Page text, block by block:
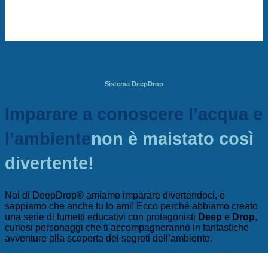
Sistema DeepDrop
Imparare a conoscere l’acqua e
l’ambientenon è maistato così
divertente!
Noi di DeepDrop® amiamo imparare divertendoci, e
sappiamo che anche tu lo ami! Ecco perché abbiamo creato
una serie di fumetti educativi con protagonisti Deep e Drop,
curiosi personaggi che ti accompagneranno in fantastiche
avventure alla scoperta dei segreti dell’ambiente.